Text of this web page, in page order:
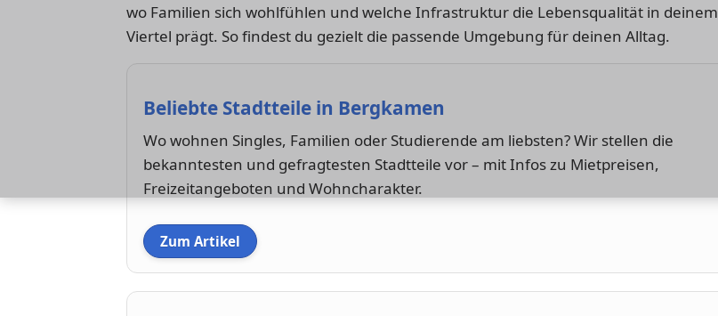
wo Familien sich wohlfühlen und welche Infrastruktur die Lebensqualität in deinem
Viertel prägt. So findest du gezielt die passende Umgebung für deinen Alltag.
Beliebte Stadtteile in Bergkamen
Wo wohnen Singles, Familien oder Studierende am liebsten? Wir stellen die
bekanntesten und gefragtesten Stadtteile vor – mit Infos zu Mietpreisen,
Freizeitangeboten und Wohncharakter.
Zum Artikel